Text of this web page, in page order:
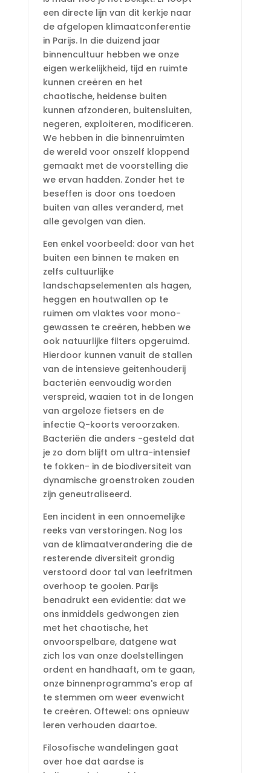
een directe lijn van dit kerkje naar
de afgelopen klimaatconferentie
in Parijs. In die duizend jaar
binnencultuur hebben we onze
eigen werkelijkheid, tijd en ruimte
kunnen creëren en het
chaotische, heidense buiten
kunnen afzonderen, buitensluiten,
negeren, exploiteren, modificeren.
We hebben in die binnenruimten
de wereld voor onszelf kloppend
gemaakt met de voorstelling die
we ervan hadden. Zonder het te
beseffen is door ons toedoen
buiten van alles veranderd, met
alle gevolgen van dien.
Een enkel voorbeeld: door van het
buiten een binnen te maken en
zelfs cultuurlijke
landschapselementen als hagen,
heggen en houtwallen op te
ruimen om vlaktes voor mono-
gewassen te creëren, hebben we
ook natuurlijke filters opgeruimd.
Hierdoor kunnen vanuit de stallen
van de intensieve geitenhouderij
bacteriën eenvoudig worden
verspreid, waaien tot in de longen
van argeloze fietsers en de
infectie Q-koorts veroorzaken.
Bacteriën die anders -gesteld dat
je zo dom blijft om ultra-intensief
te fokken- in de biodiversiteit van
dynamische groenstroken zouden
zijn geneutraliseerd.
Een incident in een onnoemelijke
reeks van verstoringen. Nog los
van de klimaatverandering die de
resterende diversiteit grondig
verstoord door tal van leefritmen
overhoop te gooien. Parijs
benadrukt een evidentie: dat we
ons inmiddels gedwongen zien
met het chaotische, het
onvoorspelbare, datgene wat
zich los van onze doelstellingen
ordent en handhaaft, om te gaan,
onze binnenprogramma's erop af
te stemmen om weer evenwicht
te creëren. Oftewel: ons opnieuw
leren verhouden daartoe.
Filosofische wandelingen gaat
over hoe dat aardse is